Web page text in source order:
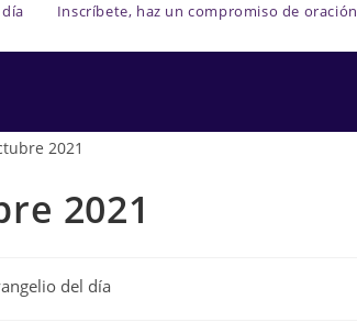
Inscríbete, haz un compromiso de oración
2021
del día